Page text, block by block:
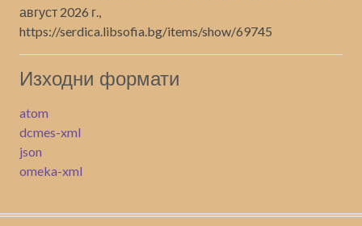
август 2026 г.,
https://serdica.libsofia.bg/items/show/69745
Изходни формати
atom
dcmes-xml
json
omeka-xml